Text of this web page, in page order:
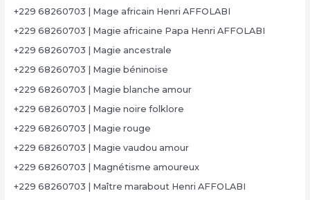
+229 68260703 | Mage africain Henri AFFOLABI
+229 68260703 | Magie africaine Papa Henri AFFOLABI
+229 68260703 | Magie ancestrale
+229 68260703 | Magie béninoise
+229 68260703 | Magie blanche amour
+229 68260703 | Magie noire folklore
+229 68260703 | Magie rouge
+229 68260703 | Magie vaudou amour
+229 68260703 | Magnétisme amoureux
+229 68260703 | Maître marabout Henri AFFOLABI